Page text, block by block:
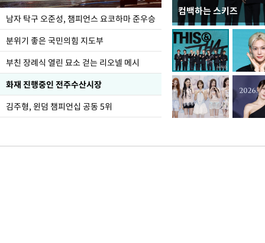
남자 탁구 오준성, 챔피언스 요코하마 준우승
분위기 좋은 국민의힘 지도부
부친 장례식 열린 묘소 걷는 리오넬 메시
화재 진행중인 전주수산시장
김주형, 윈덤 챔피언십 공동 5위
컴백하는 스키즈
국립중앙박물관, 오
그의 동반자' 개최